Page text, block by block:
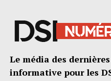
Le média des
informative pour les